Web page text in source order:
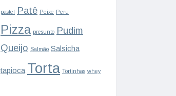
pastel Patê Peixe Peru
Pizza presunto Pudim
Queijo Salmão Salsicha
tapioca Torta Tortinhas whey